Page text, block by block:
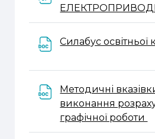
Силабус
Методичні
виконання
графічної роботи